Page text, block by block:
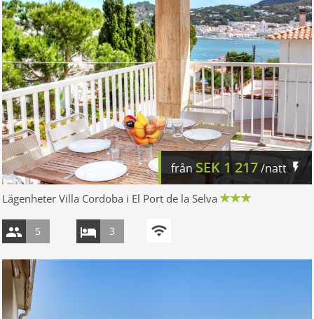
frånSEK 1 217/natt
Lägenheter Villa Cordoba i El Port de la Selva
5 3